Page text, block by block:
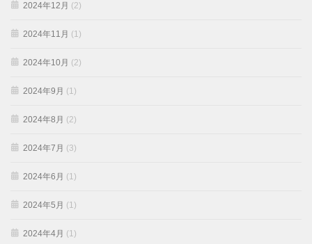
2024年12月 (2)
2024年11月 (1)
2024年10月 (2)
2024年9月 (1)
2024年8月 (2)
2024年7月 (3)
2024年6月 (1)
2024年5月 (1)
2024年4月 (1)